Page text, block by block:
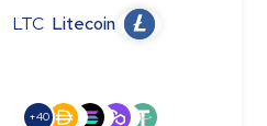
Litecoin
LTC
40+